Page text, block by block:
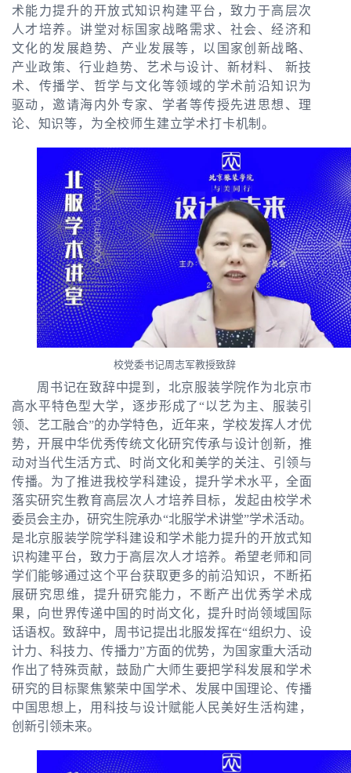
术能力提升的开放式知识构建平台，致力于高层次
人才培养。讲堂对标国家战略需求、社会、经济和
文化的发展趋势、产业发展等，以国家创新战略、
产业政策、行业趋势、艺术与设计、新材料、 新技
术、传播学、哲学与文化等领域的学术前沿知识为
驱动，邀请海内外专家、学者等传授先进思想、理
论、知识等，为全校师生建立学术打卡机制。
校党委书记周志军教授致辞
周书记在致辞中提到，北京服装学院作为北京市
高水平特色型大学，逐步形成了“以艺为主、服装引
领、艺工融合”的办学特色，近年来，学校发挥人才优
势，开展中华优秀传统文化研究传承与设计创新，推
动对当代生活方式、时尚文化和美学的关注、引领与
传播。为了推进我校学科建设，提升学术水平，全面
落实研究生教育高层次人才培养目标，发起由校学术
委员会主办，研究生院承办“北服学术讲堂”学术活动。
是北京服装学院学科建设和学术能力提升的开放式知
识构建平台，致力于高层次人才培养。希望老师和同
学们能够通过这个平台获取更多的前沿知识，不断拓
展研究思维，提升研究能力，不断产出优秀学术成
果，向世界传递中国的时尚文化，提升时尚领域国际
话语权。 致辞中，周书记提出北服发挥在“组织力、设
计力、科技力、传播力”方面的优势，为国家重大活动
作出了特殊贡献，鼓励广大师生要把学科发展和学术
研究的目标聚焦繁荣中国学术、发展中国理论、传播
中国思想上 ，用科技与设计赋能人民美好生活构建，
创新引领未来。